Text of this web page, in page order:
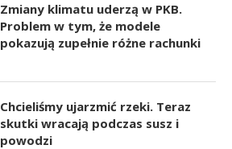
Zmiany klimatu uderzą w PKB.
Problem w tym, że modele
pokazują zupełnie różne rachunki
Chcieliśmy ujarzmić rzeki. Teraz
skutki wracają podczas susz i
powodzi